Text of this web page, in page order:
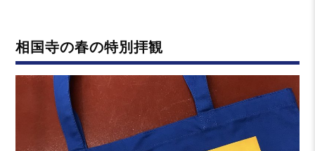
ー
相国寺の春の特別拝観